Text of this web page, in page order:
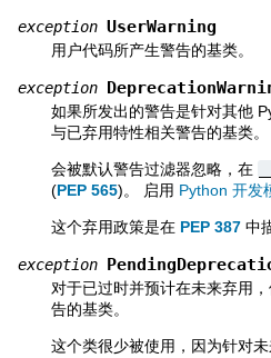
exception UserWarning
用户代码所产生警告的基类。
exception
如果所发出的警告是针对其他
与已弃用特性相关警告的基类。
会被默认警告过滤器忽略，在
(PEP 565)。 启用 Python 开发
这个弃用政策是在 PEP 387 中
exception
对于已过时并预计在未来弃用
告的基类。
这个类很少被使用，因为针对